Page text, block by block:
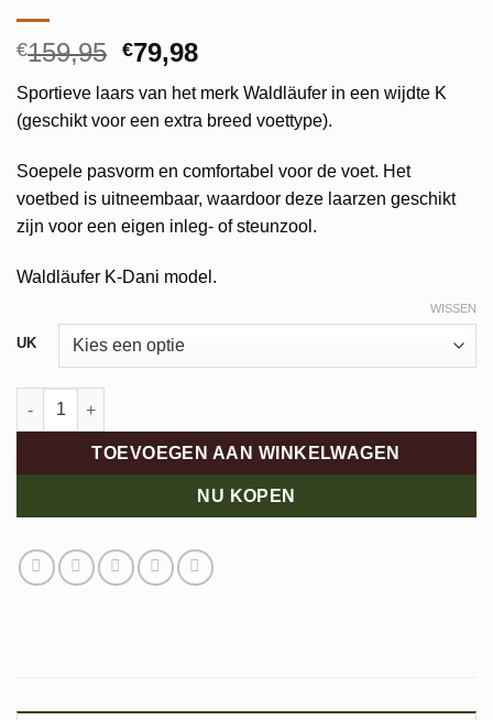
€159,95 Oorspronkelijke
was:
€159,95.
€79,98Huidige
is:
€79,98.
Sportieve laars van het merk Waldläufer in een wijdte K
(geschikt voor een extra breed voettype).
Soepele pasvorm en comfortabel voor de voet. Het
voetbed is uitneembaar, waardoor deze laarzen geschikt
zijn voor een eigen inleg- of steunzool.
Waldläufer K-Dani model.
UK
WISSEN
Waldläufer Dani aantal
TOEVOEGEN AAN WINKELWAGEN
NU KOPEN